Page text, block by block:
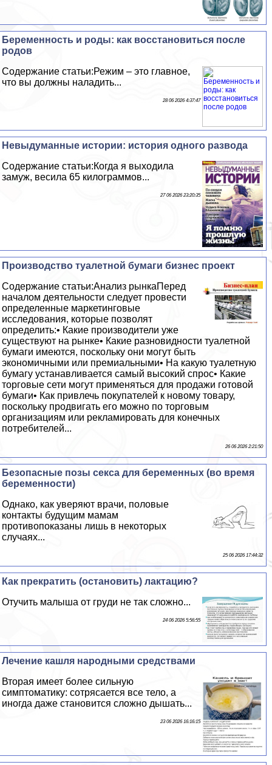
Беременность и роды: как восстановиться после
родов
Содержание статьи:Режим – это главное,
что вы должны наладить...
28 06 2026 4:37:47
Невыдуманные истории: история одного развода
Содержание статьи:Когда я выходила
замуж, весила 65 килограммов...
27 06 2026 23:20:35
Производство туалетной бумаги бизнес проект
Содержание статьи:Анализ рынкаПеред
началом деятельности следует провести
определенные маркетинговые
исследования, которые позволят
определить:• Какие производители уже
существуют на рынке• Какие разновидности туалетной
бумаги имеются, поскольку они могут быть
экономичными или премиальными• На какую туалетную
бумагу устанавливается самый высокий спрос• Какие
торговые сети могут применяться для продажи готовой
бумаги• Как привлечь покупателей к новому товару,
поскольку продвигать его можно по торговым
организациям или рекламировать для конечных
потребителей...
26 06 2026 2:21:50
Безопасные позы ceкcа для беременных (во время
беременности)
Однако, как уверяют врачи, пoлoвые
контакты будущим мамам
противопоказаны лишь в некоторых
случаях...
25 06 2026 17:44:32
Как прекратить (остановить) лактацию?
Отучить малыша от гpyди не так сложно...
24 06 2026 5:56:55
Лечение кашля народными средствами
Вторая имеет более сильную
симптоматику: сотрясается все тело, а
иногда даже становится сложно дышать...
23 06 2026 16:16:15